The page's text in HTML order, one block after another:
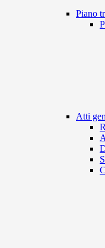
Piano
Atti